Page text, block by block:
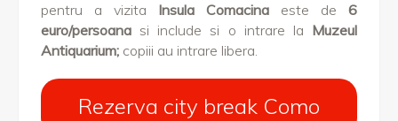
pentru a vizita Insula Comacina este de 6
euro/persoana si include si o intrare la Muzeul
Antiquarium; copiii au intrare libera.
Rezerva city break Como